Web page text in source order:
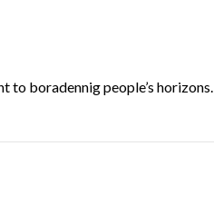
to boradennig people’s horizons.